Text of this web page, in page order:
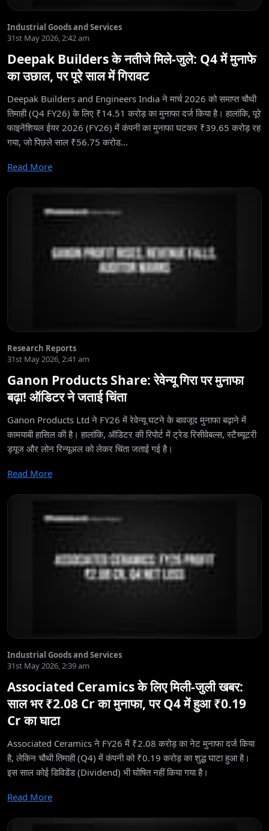
Industrial Goods and Services
31st May 2026, 2:42 am
Deepak Builders के नतीजे मिले-जुले: Q4 में मुनाफे
का उछाल, पर पूरे साल में गिरावट
Deepak Builders and Engineers India ने मार्च 2026 को समाप्त चौथी
तिमाही (Q4 FY26) के लिए ₹14.51 करोड़ का मुनाफा दर्ज किया है। हालांकि, पूरे
फाइनेंशियल ईयर 2026 (FY26) में कंपनी का मुनाफा घटकर ₹39.65 करोड़ रह
गया, जो पिछले साल ₹56.75 करोड...
Read More
Research Reports
31st May 2026, 2:41 am
Ganon Products Share: रेवेन्यू गिरा पर मुनाफा
बढ़ा! ऑडिटर ने जताई चिंता
Ganon Products Ltd ने FY26 में रेवेन्यू घटने के बावजूद मुनाफा बढ़ाने में
कामयाबी हासिल की है। हालांकि, ऑडिटर की रिपोर्ट में ट्रेड रिसीवेबल्स, स्टैच्यूटरी
ड्यूज और लोन रिन्यूअल को लेकर चिंता जताई गई है।
Read More
Industrial Goods and Services
31st May 2026, 2:39 am
Associated Ceramics के लिए मिली-जुली खबर:
साल भर ₹2.08 Cr का मुनाफा, पर Q4 में हुआ ₹0.19
Cr का घाटा
Associated Ceramics ने FY26 में ₹2.08 करोड़ का नेट मुनाफा दर्ज किया
है, लेकिन चौथी तिमाही (Q4) में कंपनी को ₹0.19 करोड़ का शुद्ध घाटा हुआ है।
इस साल कोई डिविडेंड (Dividend) भी घोषित नहीं किया गया है।
Read More